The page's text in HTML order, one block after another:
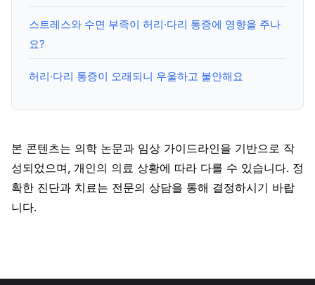
스트레스와 수면 부족이 허리·다리 통증에 영향을 주나
요?
허리·다리 통증이 오래되니 우울하고 불안해요
본 콘텐츠는 의학 논문과 임상 가이드라인을 기반으로 작
성되었으며, 개인의 의료 상황에 따라 다를 수 있습니다. 정
확한 진단과 치료는 전문의 상담을 통해 결정하시기 바랍
니다.